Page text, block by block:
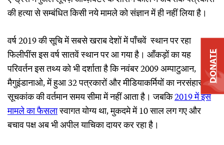
की हत्या से सम्बंधित किसी नये मामले को संज्ञान में ही नहीं लिया है।
वर्ष 2019 की सूचि में सबसे खराब देशों में पाँचवें स्थान पर रहा
फिलीपींस इस वर्ष सातवें स्थान पर आ गया है। आँकड़ों का यह
परिवर्तन इस तथ्य को भी दर्शाता है कि नवंबर 2009 अम्पाटुआन,
मैगुइंडानाओ, में हुआ 32 पत्रकारों और मीडियाकर्मियों का नरसंहार अब
सूचकांक की वर्तमान समय सीमा में नहीं आता है। जबकि2019मेंइस
मामलेकाफैसलास्वागत योग्य था, मुकदमे में 10 साल लग गए और
बचाव पक्ष अब भी अपील याचिका दायर कर रहा है।
DONATE